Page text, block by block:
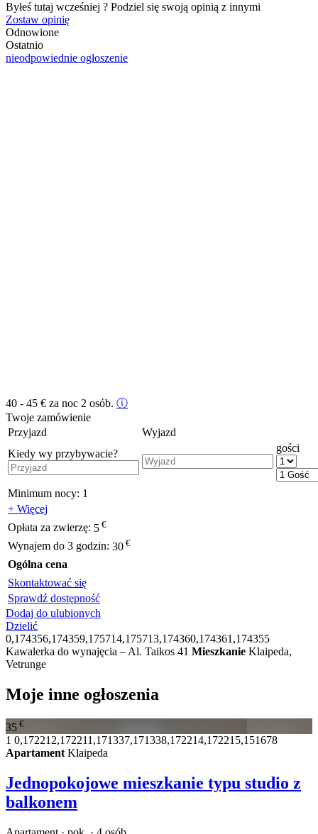
Byłeś tutaj wcześniej ? Podziel się swoją opinią z innymi
Zostaw opinię
Odnowione
Ostatnio
nieodpowiednie ogłoszenie
40 - 45 € za noc 2 osób. ⓘ
Twoje zamówienie
Przyjazd
Wyjazd
Kiedy wy przybywacie?
gości
Minimum nocy: 1
+ Więcej
Opłata za zwierzę: 5 €
Wynajem do 3 godzin: 30 €
Ogólna cena
Skontaktować się
Sprawdź dostępność
Dodaj do ulubionych
Dzielić
0,174356,174359,175714,175713,174360,174361,174355
Kawalerka do wynajęcia – Al. Taikos 41 Mieszkanie Klaipeda,
Vetrunge
Moje inne ogłoszenia
35 €
1 0,172212,172211,171337,171338,172214,172215,151678
Apartament Klaipeda
Jednopokojowe mieszkanie typu studio z
balkonem